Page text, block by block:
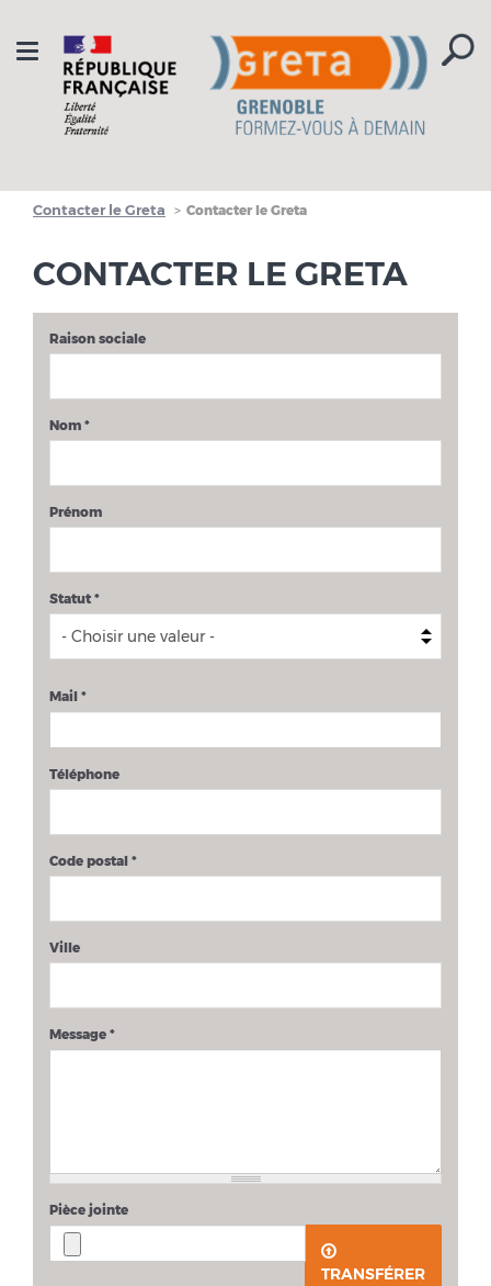
Toggle
navigation
Contacter le Greta Contacter le Greta
CONTACTER LE GRETA
Raison sociale
Nom *
Prénom
Statut *
Mail *
Téléphone
Code postal *
Ville
Message *
Pièce jointe
TRANSFÉRER